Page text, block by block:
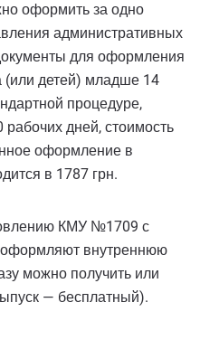
оформить за одно
административных
для оформления
(или детей) младше 14
процедуре,
рабочих дней, стоимость
оформление в
в 1787 грн.
КМУ №1709 с
внутреннюю
можно получить или
— бесплатный).